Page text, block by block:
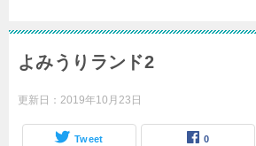
よみうりランド2
更新日： 2019年10月23日
Tweet 0